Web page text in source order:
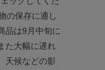
の保存に適し
品は9月中旬に
た大幅に遅れ
天候などの影